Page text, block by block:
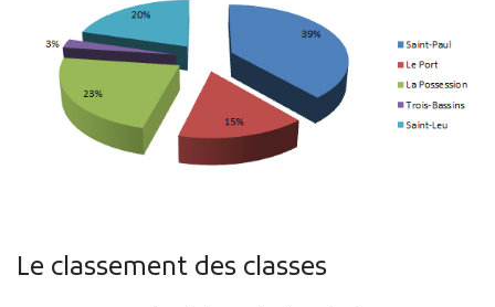
Le classement des classes